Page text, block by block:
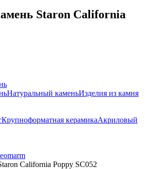
Staron California
Натуральный каменьИзделия из камня
Крупноформатная керамикаАкриловый
California Poppy SC052